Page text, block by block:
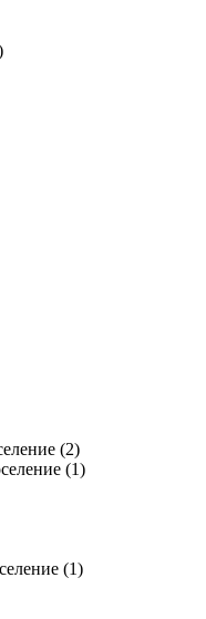
(2)
(1)
(1)